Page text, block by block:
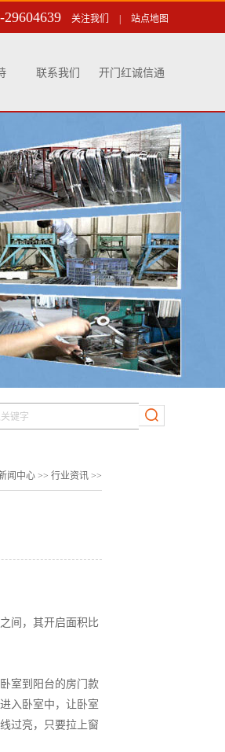
29604639 关注我们 站点地图
联系我们 开门红诚信通
闻中心 >> 行业资讯 >>
间，其开启面积比
室到阳台的房门款
入卧室中，让卧室
过亮，只要拉上窗